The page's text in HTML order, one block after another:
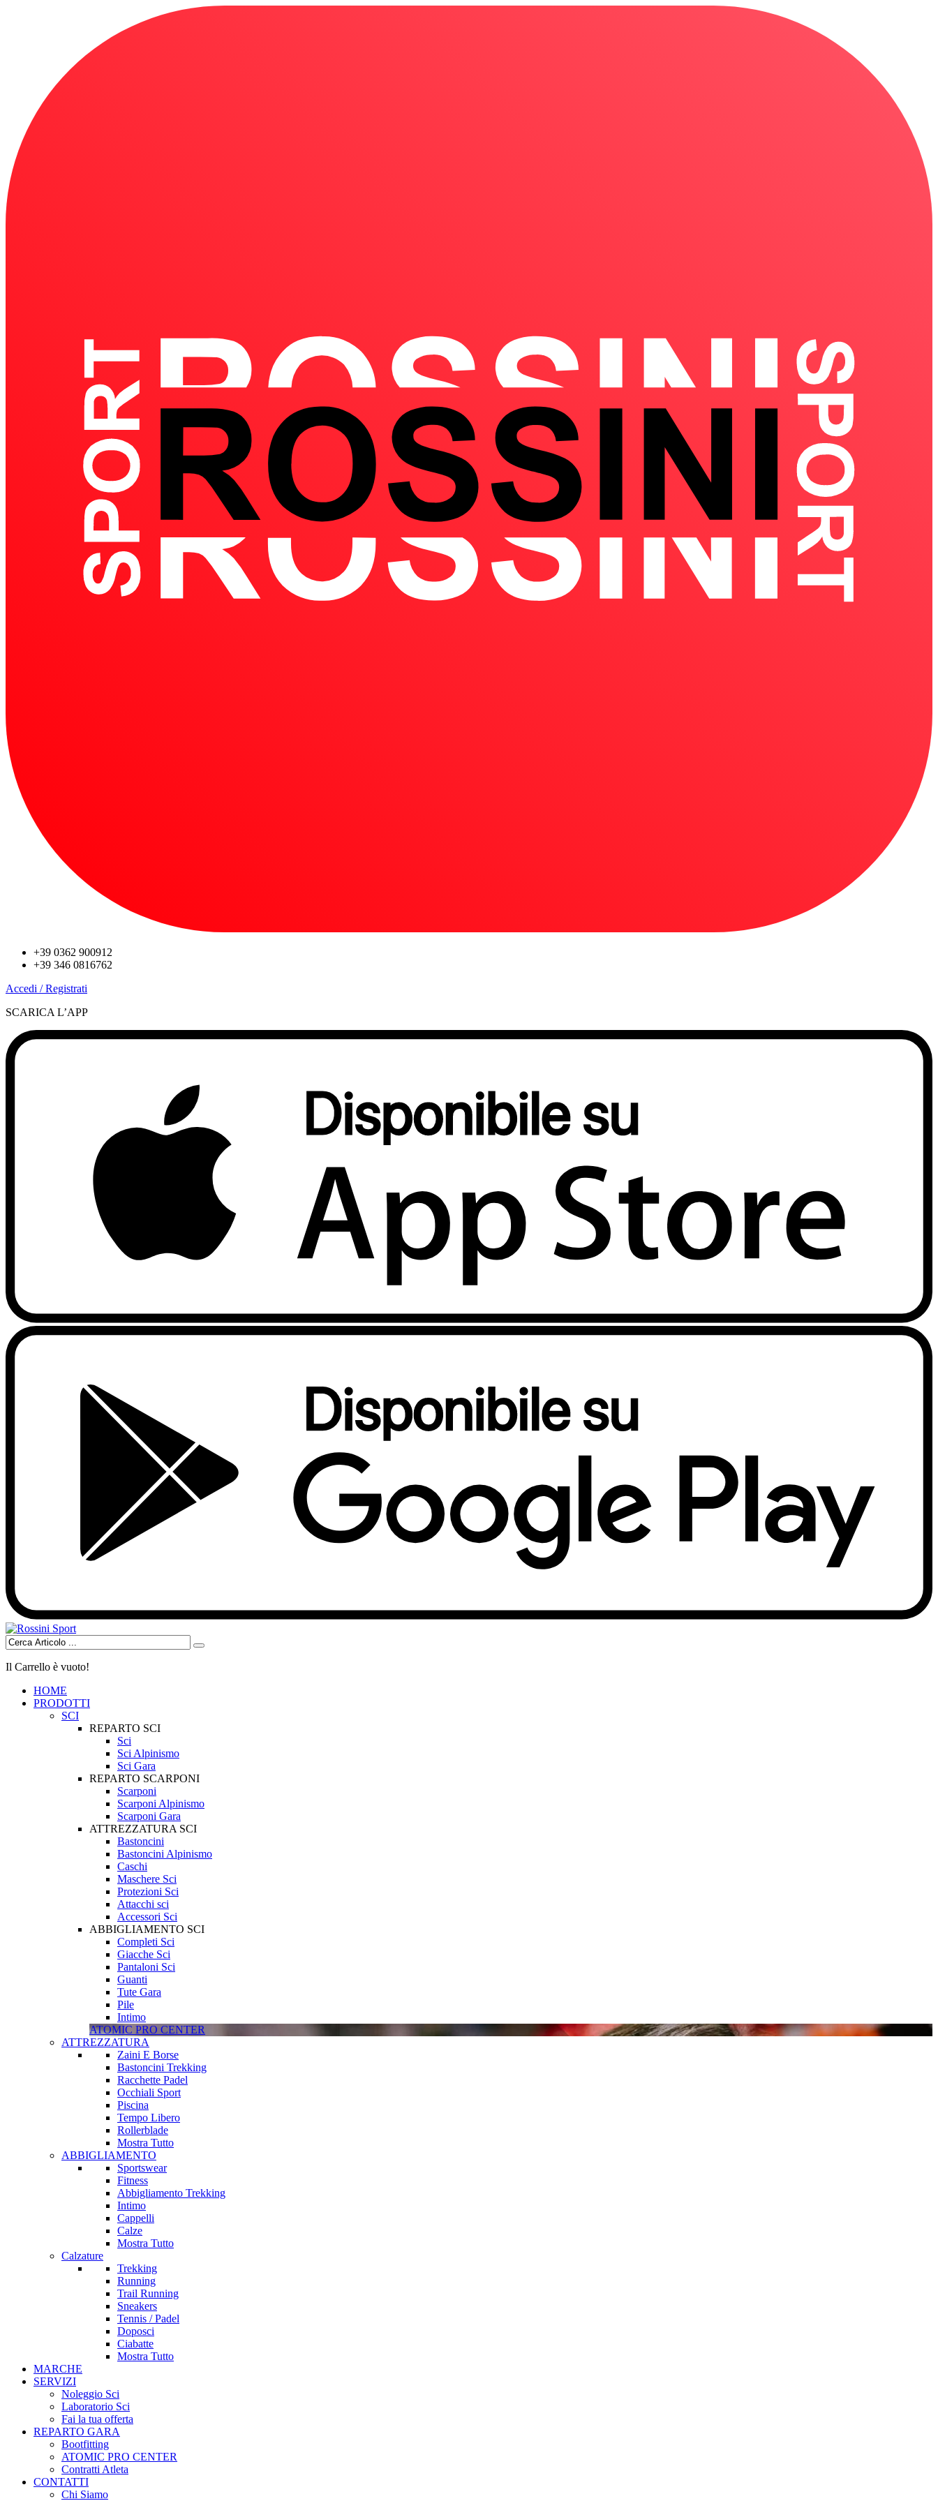
+39 0362 900912
+39 346 0816762
Accedi / Registrati
SCARICA L’APP
Il Carrello è vuoto!
HOME
PRODOTTI
SCI
REPARTO SCI
Sci
Sci Alpinismo
Sci Gara
REPARTO SCARPONI
Scarponi
Scarponi Alpinismo
Scarponi Gara
ATTREZZATURA SCI
Bastoncini
Bastoncini Alpinismo
Caschi
Maschere Sci
Protezioni Sci
Attacchi sci
Accessori Sci
ABBIGLIAMENTO SCI
Completi Sci
Giacche Sci
Pantaloni Sci
Guanti
Tute Gara
Pile
Intimo
ATOMIC PRO CENTER
ATTREZZATURA
Zaini E Borse
Bastoncini Trekking
Racchette Padel
Occhiali Sport
Piscina
Tempo Libero
Rollerblade
Mostra Tutto
ABBIGLIAMENTO
Sportswear
Fitness
Abbigliamento Trekking
Intimo
Cappelli
Calze
Mostra Tutto
Calzature
Trekking
Running
Trail Running
Sneakers
Tennis / Padel
Doposci
Ciabatte
Mostra Tutto
MARCHE
SERVIZI
Noleggio Sci
Laboratorio Sci
Fai la tua offerta
REPARTO GARA
Bootfitting
ATOMIC PRO CENTER
Contratti Atleta
CONTATTI
Chi Siamo